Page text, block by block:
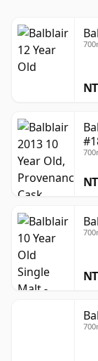
統年份標示來呈
強調個別蒸餾年
史的一部分：
核心系列包括
忌的聲譽。這家
有柑橘、果園水
整個系列增添了
瓶在個性與清晰
以業界標準來看
廠，目前所有者
精。這樣的規模
助這家蒸餾廠在
低調但日益穩固